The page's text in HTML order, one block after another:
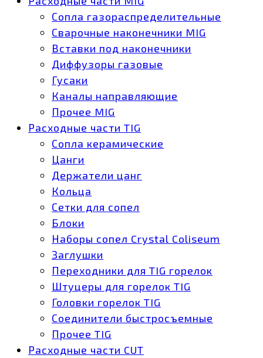
Сопла газораспределительные
Сварочные наконечники MIG
Вставки под наконечники
Диффузоры газовые
Гусаки
Каналы направляющие
Прочее MIG
Расходные части TIG
Сопла керамические
Цанги
Держатели цанг
Кольца
Сетки для сопел
Блоки
Наборы сопел Crystal Coliseum
Заглушки
Переходники для TIG горелок
Штуцеры для горелок TIG
Головки горелок TIG
Соединители быстросъемные
Прочее TIG
Расходные части CUT